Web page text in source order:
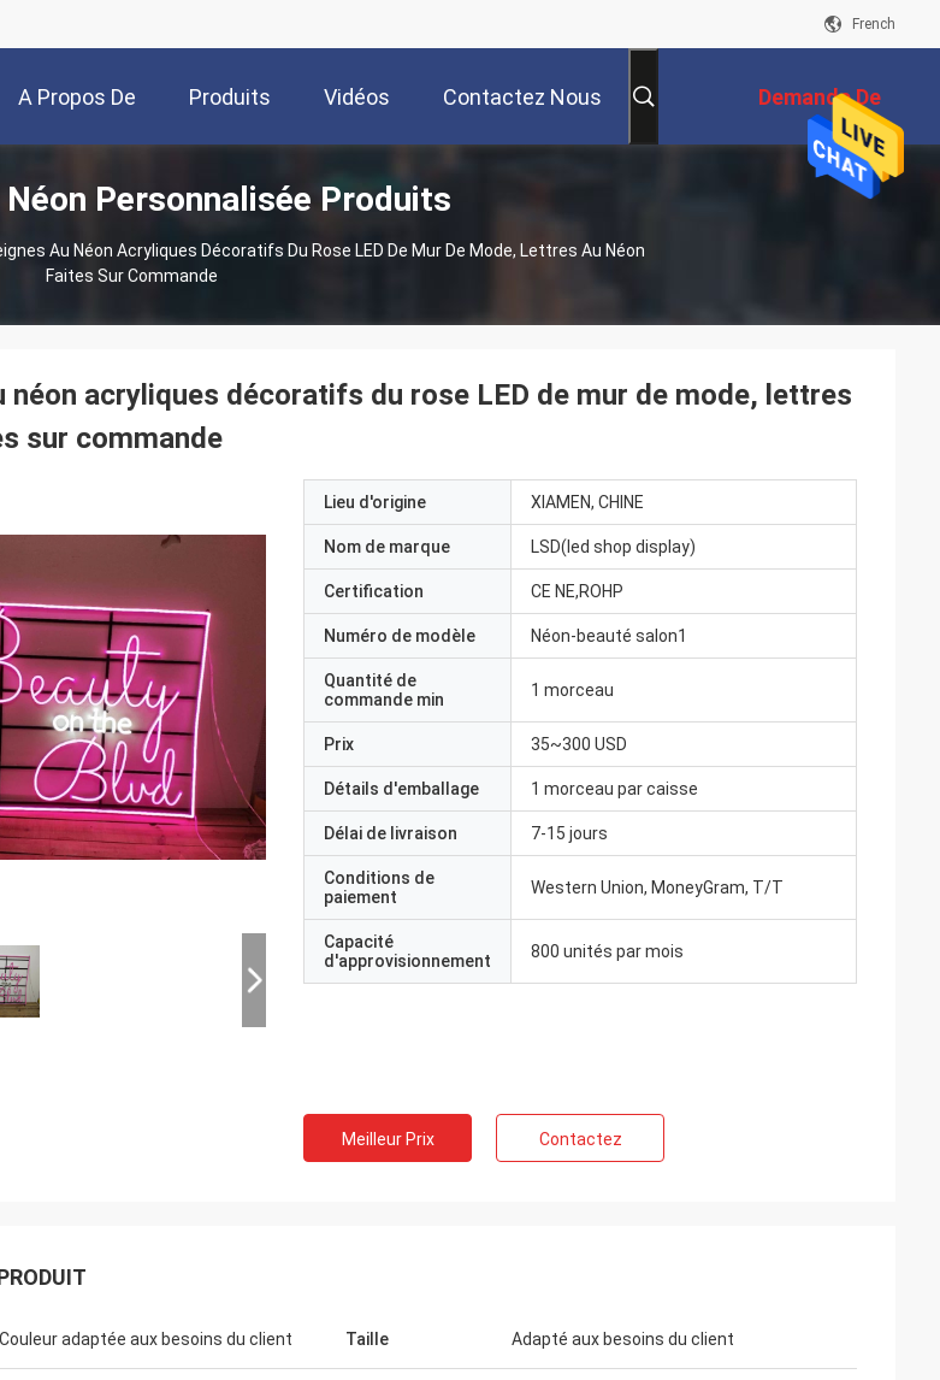
French
A Propos De
Nous
Produits Vidéos Contactez Nous Demande De
Soumission
Néon Personnalisée Produits
Au Néon Acryliques Décoratifs Du Rose LED De Mur De Mode, Lettres Au Néon
Faites Sur Commande
néon acryliques décoratifs du rose LED de mur de mode, lettres
sur commande
Lieu d'origine XIAMEN, CHINE
Nom de marque LSD(led shop display)
Certification CE NE,ROHP
Numéro de modèle Néon-beauté salon1
Quantité de
commande min
1 morceau
Prix 35~300 USD
Détails d'emballage 1 morceau par caisse
Délai de livraison 7-15 jours
Conditions de
paiement
Western Union, MoneyGram, T/T
Capacité
d'approvisionnement
800 unités par mois
Meilleur Prix Contactez
Couleur adaptée aux besoins du client Taille Adapté aux besoins du client